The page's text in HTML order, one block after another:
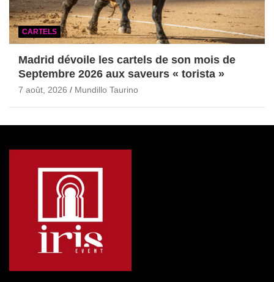
CARTELS
Madrid dévoile les cartels de son mois de
Septembre 2026 aux saveurs « torista »
7 août, 2026 Mundillo Taurino